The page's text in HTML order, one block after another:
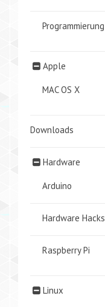
Programmierung
Apple
MAC OS X
Downloads
Hardware
Arduino
Hardware Hacks
Raspberry Pi
Linux